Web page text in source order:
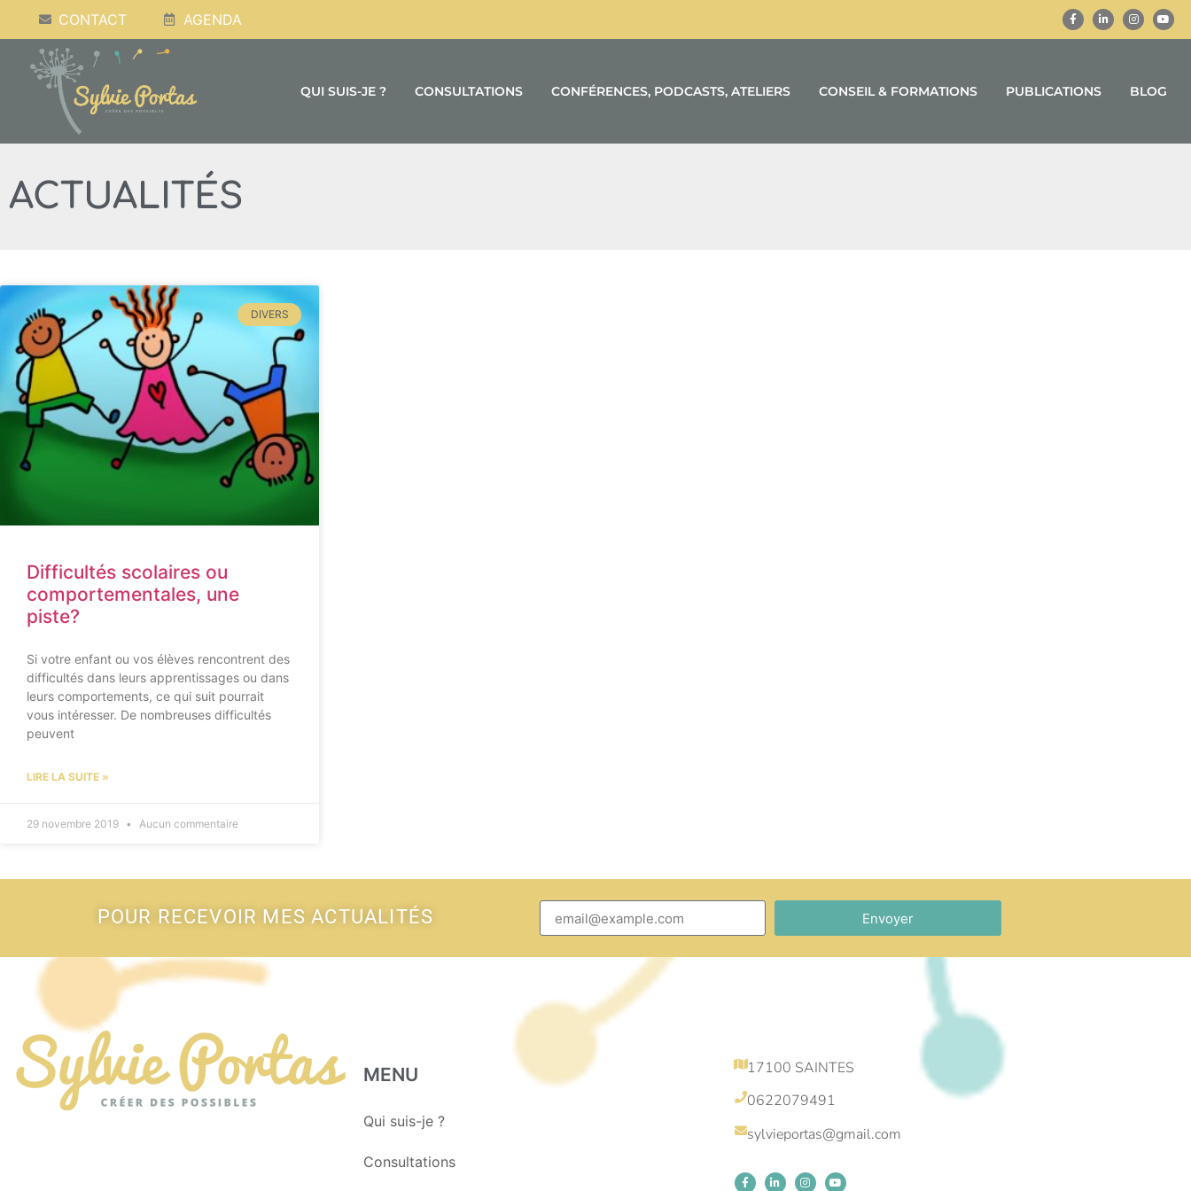
CONTACT AGENDA
QUI SUIS-JE ? CONSULTATIONS CONFÉRENCES, PODCASTS, ATELIERS CONSEIL & FORMATIONS PUBLICATIONS BLOG
ACTUALITÉS
DIVERS
Difficultés scolaires ou
comportementales, une
piste?
Si votre enfant ou vos élèves rencontrent des
difficultés dans leurs apprentissages ou dans
leurs comportements, ce qui suit pourrait
vous intéresser. De nombreuses difficultés
peuvent
LIRE LA SUITE »
29 novembre 2019 Aucun commentaire
POUR RECEVOIR MES ACTUALITÉS Envoyer
MENU
Qui suis-je ?
Consultations
17100 SAINTES
0622079491
sylvieportas@gmail.com